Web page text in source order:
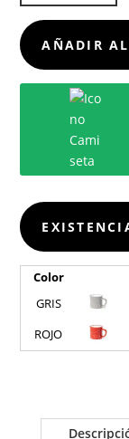
CANTIDAD
AÑADIR
Color
GRIS
ROJO